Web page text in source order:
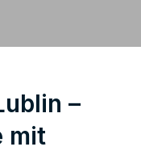
–
mit